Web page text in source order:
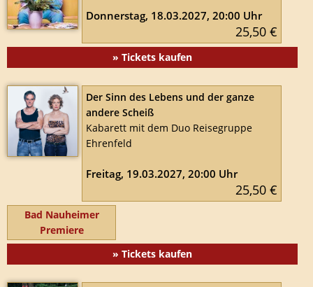
Donnerstag, 18.03.2027, 20:00 Uhr
25,50 €
» Tickets kaufen
Der Sinn des Lebens und der ganze
andere Scheiß
Kabarett mit dem Duo Reisegruppe
Ehrenfeld
Freitag, 19.03.2027, 20:00 Uhr
25,50 €
Bad Nauheimer
Premiere
» Tickets kaufen